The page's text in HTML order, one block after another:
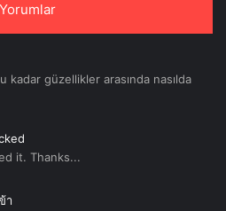
Yorumlar
kadar güzellikler arasında nasılda
it. Thanks...
า